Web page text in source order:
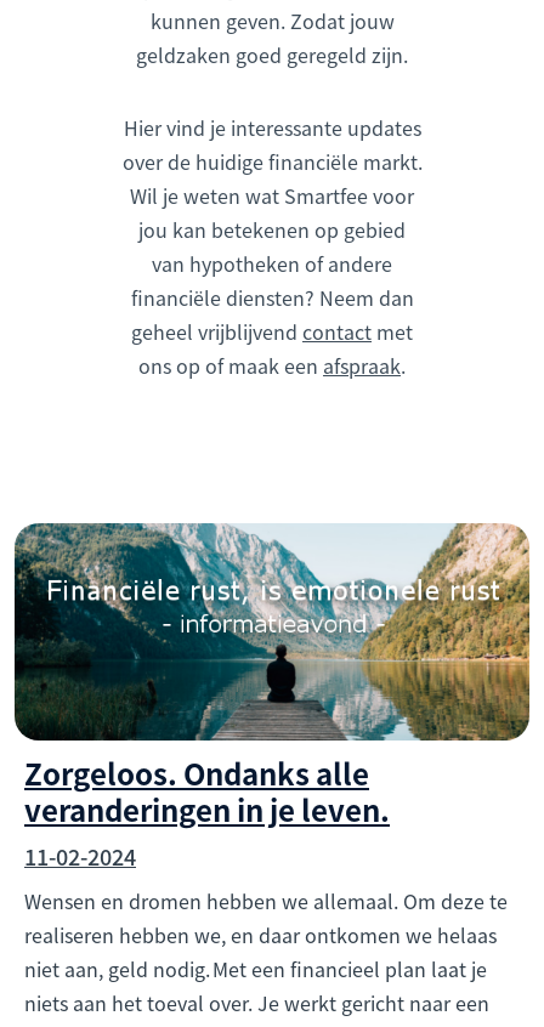
kunnen geven. Zodat jouw
geldzaken goed geregeld zijn.
Hier vind je interessante updates
over de huidige financiële markt.
Wil je weten wat Smartfee voor
jou kan betekenen op gebied
van hypotheken of andere
financiële diensten? Neem dan
geheel vrijblijvend contact met
ons op of maak een afspraak.
Zorgeloos. Ondanks alle
veranderingen in je leven.
11-02-2024
Wensen en dromen hebben we allemaal. Om deze te
realiseren hebben we, en daar ontkomen we helaas
niet aan, geld nodig. Met een financieel plan laat je
niets aan het toeval over. Je werkt gericht naar een